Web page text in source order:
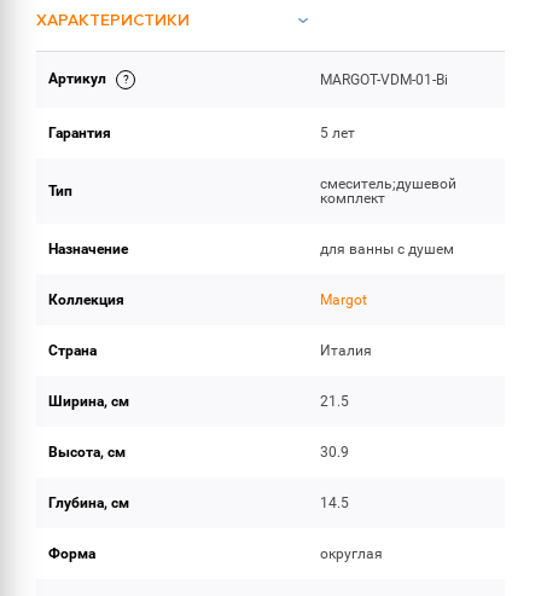
ХАРАКТЕРИСТИКИ
ОБЪЕМ ПОСТАВКИ
Артикул MARGOT-VDM-01-Bi
Гарантия 5 лет
Тип
смеситель;душевой
комплект
Назначение для ванны с душем
Коллекция Margot
Страна Италия
Ширина, см 21.5
Высота, см 30.9
Глубина, см 14.5
Форма округлая